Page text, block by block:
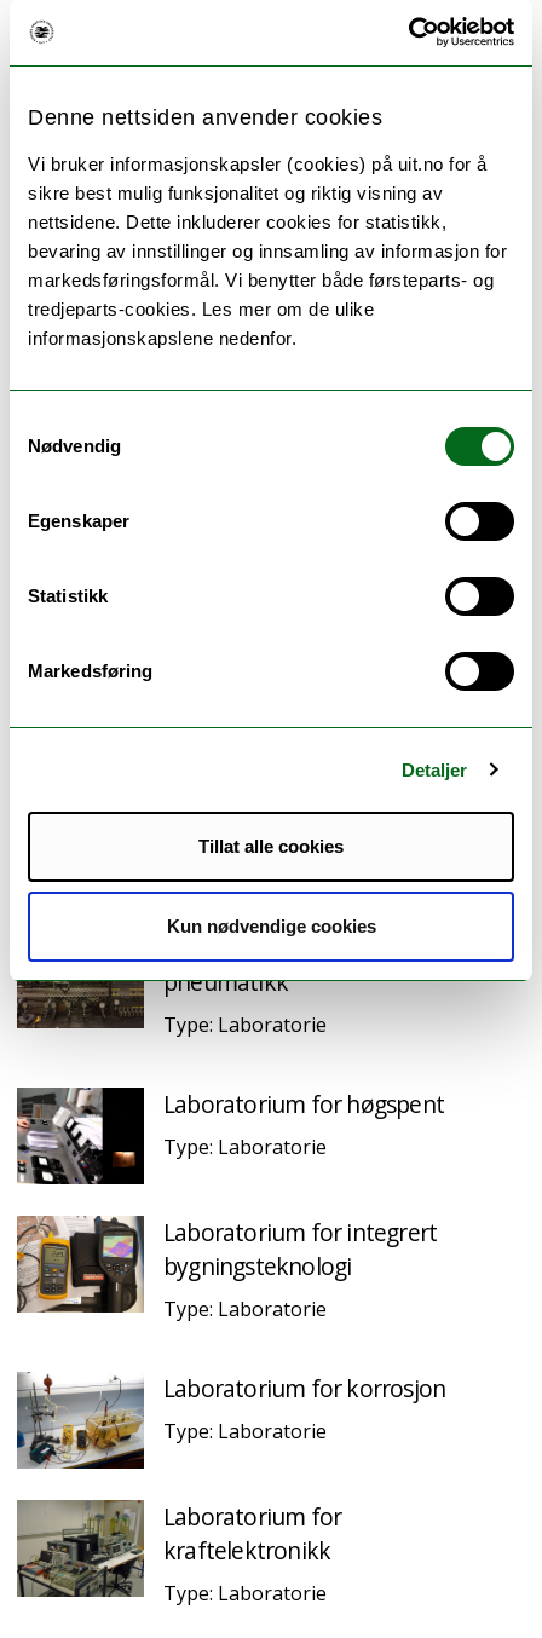
Denne nettsiden anvender cookies
Vi bruker informasjonskapsler (cookies) på uit.no for å
sikre best mulig funksjonalitet og riktig visning av
nettsidene. Dette inkluderer cookies for statistikk,
bevaring av innstillinger og innsamling av informasjon for
markedsføringsformål. Vi benytter både førsteparts- og
tredjeparts-cookies. Les mer om de ulike
informasjonskapslene nedenfor.
Nødvendig
Egenskaper
Statistikk
Markedsføring
Detaljer
Tillat alle cookies
Kun nødvendige cookies
Laboratorium for
elektronikkproduksjon
Type: Laboratorie
Laboratorium for energistyring
(Sulkowskilaboratoriet)
Type: Laboratorie
Laboratorium for geoteknikk
pneumatikk
Type: Laboratorie
Laboratorium for høgspent
Type: Laboratorie
Laboratorium for integrert
bygningsteknologi
Type: Laboratorie
Laboratorium for korrosjon
Type: Laboratorie
Laboratorium for
kraftelektronikk
Type: Laboratorie